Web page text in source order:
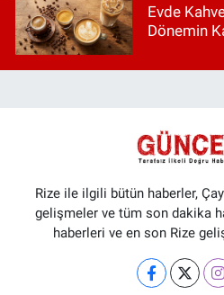
Evde
Dönemin
Rize ile ilgili bütün haberler,
gelişmeler ve tüm son dakika
haberleri ve en son Rize